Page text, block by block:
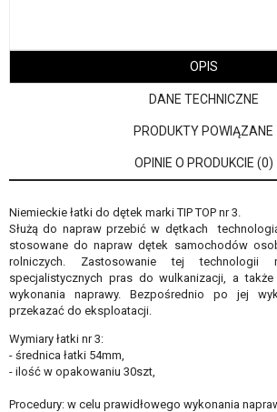
OPIS
DANE TECHNICZNE
PRODUKTY POWIĄZANE
OPINIE O PRODUKCIE (0)
Niemieckie łatki do dętek marki TIP TOP nr 3.
Służą do napraw przebić w dętkach
stosowane do napraw dętek samochodów
rolniczych. Zastosowanie tej technologii
specjalistycznych pras do wulkanizacji, a
wykonania naprawy. Bezpośrednio po jej
przekazać do eksploatacji.
Wymiary łatki nr 3:
- średnica łatki 54mm,
- ilość w opakowaniu 30szt,
Procedury: w celu prawidłowego wykonania